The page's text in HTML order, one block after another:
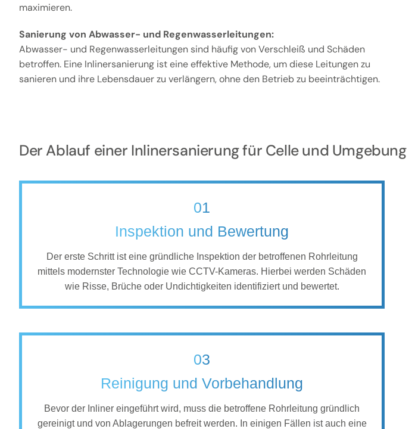
maximieren.
Sanierung von Abwasser- und Regenwasserleitungen:
Abwasser- und Regenwasserleitungen sind häufig von Verschleiß und Schäden
betroffen. Eine Inlinersanierung ist eine effektive Methode, um diese Leitungen zu
sanieren und ihre Lebensdauer zu verlängern, ohne den Betrieb zu beeinträchtigen.
Der Ablauf einer Inlinersanierung für Celle und Umgebung
01
Inspektion und Bewertung
Der erste Schritt ist eine gründliche Inspektion der betroffenen Rohrleitung
mittels modernster Technologie wie CCTV-Kameras. Hierbei werden Schäden
wie Risse, Brüche oder Undichtigkeiten identifiziert und bewertet.
03
Reinigung und Vorbehandlung
Bevor der Inliner eingeführt wird, muss die betroffene Rohrleitung gründlich
gereinigt und von Ablagerungen befreit werden. In einigen Fällen ist auch eine